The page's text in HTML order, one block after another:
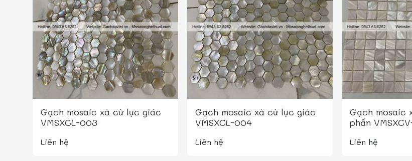
Gạch mosaic xà cừ lục giác
VMSXCL-003
Liên hệ
Gạch mosaic xà cừ lục giác
VMSXCL-004
Liên hệ
Gạch mosaic
phấn
Liên hệ